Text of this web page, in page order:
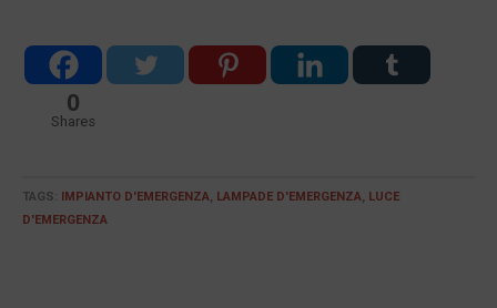
0
Shares
TAGS: IMPIANTO D'EMERGENZA, LAMPADE D'EMERGENZA, LUCE
D'EMERGENZA